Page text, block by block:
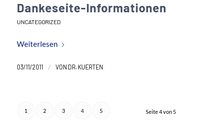
Dankeseite-Informationen
UNCATEGORIZED
Weiterlesen
03/11/2011 / VON DR. KUERTEN
Seite 4 von 5
1 2 3 4 5